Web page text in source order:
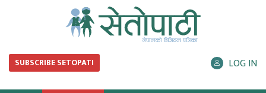
SUBSCRIBE SETOPATI LOG IN